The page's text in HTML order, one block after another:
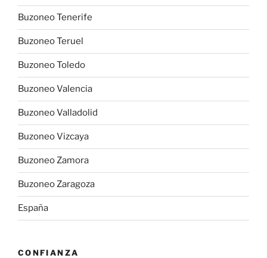
Buzoneo Tenerife
Buzoneo Teruel
Buzoneo Toledo
Buzoneo Valencia
Buzoneo Valladolid
Buzoneo Vizcaya
Buzoneo Zamora
Buzoneo Zaragoza
España
CONFIANZA